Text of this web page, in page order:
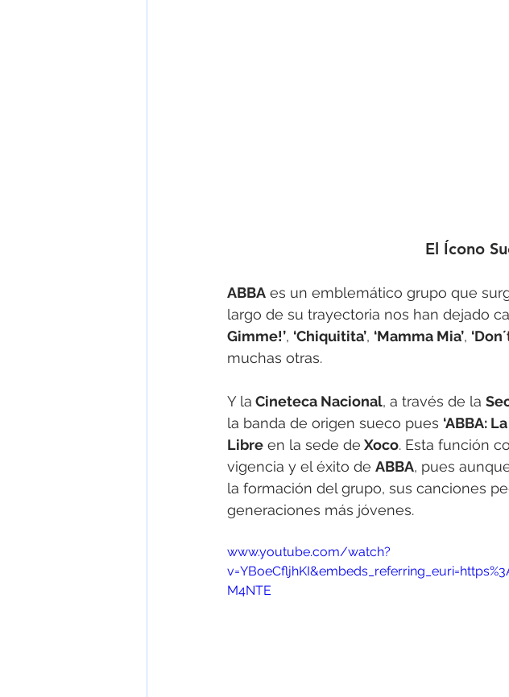
El Ícono
ABBA es un emblemático grupo que
largo de su trayectoria nos han dejado
Gimme!’, ‘Chiquitita’, ‘Mamma Mia’,
muchas otras.
Y la Cineteca Nacional, a través de la
la banda de origen sueco pues ‘ABBA:
Libre en la sede de Xoco. Esta función
vigencia y el éxito de ABBA, pues
la formación del grupo, sus canciones
generaciones más jóvenes.
www.youtube.com/watch?
M4NTE